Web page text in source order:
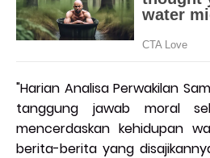
"Harian Analisa Perwakilan
tanggung jawab moral
mencerdaskan kehidupan
berita-berita yang